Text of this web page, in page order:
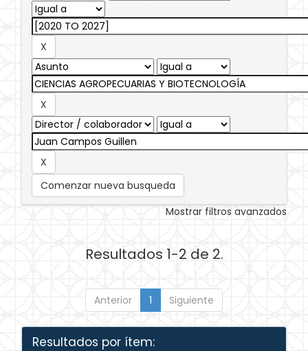
Comenzar nueva busqueda
Mostrar filtros avanzados
Resultados 1-2 de 2.
Anterior 1 Siguiente
Resultados por ítem: